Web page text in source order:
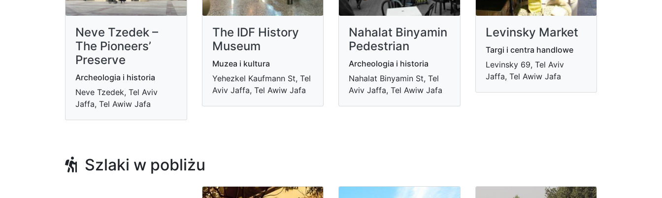
Neve Tzedek –
The Pioneers’
Preserve
Archeologia i historia
Neve Tzedek, Tel Aviv
Jaffa, Tel Awiw Jafa
The IDF History
Museum
Muzea i kultura
Yehezkel Kaufmann St, Tel
Aviv Jaffa, Tel Awiw Jafa
Nahalat Binyamin
Pedestrian
Archeologia i historia
Nahalat Binyamin St, Tel
Aviv Jaffa, Tel Awiw Jafa
Levinsky Market
Targi i centra handlowe
Levinsky 69, Tel Aviv
Jaffa, Tel Awiw Jafa
Szlaki w pobliżu